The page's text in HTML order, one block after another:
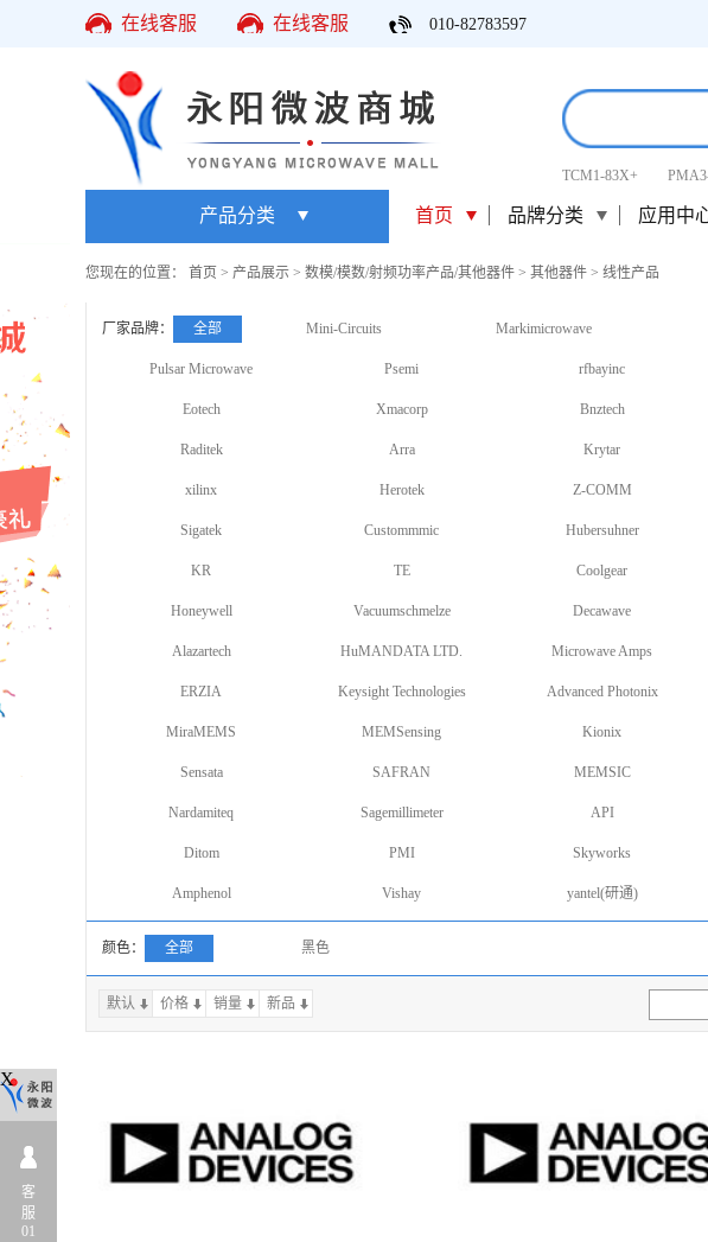
在线客服 在线客服 010-82783597
TCM1-83X+
产品分类 首页 品牌分类 应用中
您现在的位置： 首页 > 产品展示 > 数模/模数/射频功率产品/其他器件 > 其他器件 > 线性产品
厂家品牌： 全部 Mini-Circuits Markimicrowave
Pulsar Microwave Psemi rfbayinc
Eotech Xmacorp Bnztech
Raditek Arra Krytar
xilinx Herotek Z-COMM
Sigatek Custommmic Hubersuhner
KR TE Coolgear
Honeywell Vacuumschmelze Decawave
Alazartech HuMANDATA LTD. Microwave Amps
ERZIA Keysight Technologies Advanced Photonix
MiraMEMS MEMSensing Kionix
Sensata SAFRAN MEMSIC
Nardamiteq Sagemillimeter API
Ditom PMI Skyworks
Amphenol Vishay yantel(研通)
颜色： 全部 黑色
默认 价格 销量 新品
上一页下一页
X
客
服
01